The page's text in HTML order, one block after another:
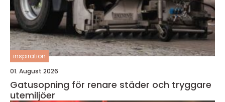
inspiration
01. August 2026
Gatusopning för renare städer och tryggare
utemiljöer